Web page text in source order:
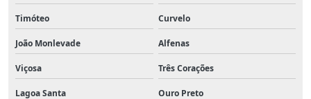
Timóteo Curvelo
João Monlevade Alfenas
Viçosa Três Corações
Lagoa Santa Ouro Preto